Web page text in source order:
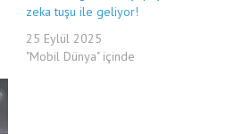
zeka tuşu ile geliyor!
25 Eylül 2025
"Mobil Dünya" içinde